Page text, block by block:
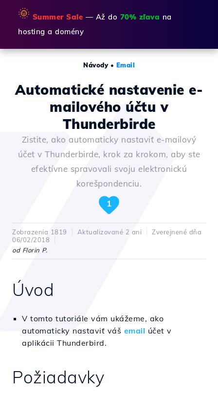
🌞 Summer Sale — Až do 70% zľava na
hosting a domény
Návody• Email
Automatické nastavenie e-
mailového účtu v
Thunderbirde
Zistite, ako automaticky nastaviť e-mailový
účet v Thunderbirde, krok za krokom, aby ste
efektívne spravovali svoju elektronickú
korešpondenciu.
1
Zobrazenia 1819 Aktualizované 2 ani
Zverejnené dňa
06/02/2018
od Florin P.
Úvod
V tomto tutoriále vám ukážeme, ako
automaticky nastaviť váš email účet v
aplikácii Thunderbird.
Požiadavky